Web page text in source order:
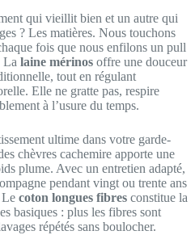
qui vieillit bien et un autre qui
? Les matières. Nous touchons
fois que nous enfilons un pull
La laine mérinos offre une douceur
tout en régulant
Elle ne gratte pas, respire
à l’usure du temps.
ultime dans votre garde-
chèvres cachemire apporte une
plume. Avec un entretien adapté,
pendant vingt ou trente ans
Le coton longues fibres constitue la
basiques : plus les fibres sont
répétés sans boulocher.